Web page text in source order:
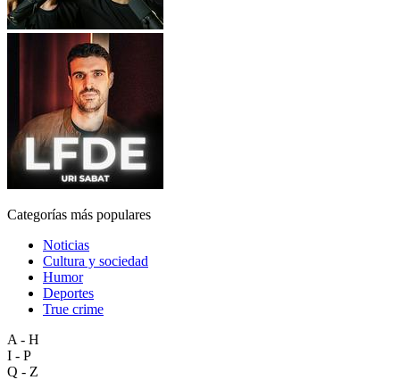
Categorías más populares
Noticias
Cultura y sociedad
Humor
Deportes
True crime
A - H
I - P
Q - Z